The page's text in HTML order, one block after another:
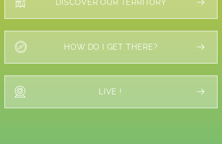
DISCOVER OUR TERRITORY
HOW DO I GET THERE?
LIVE !